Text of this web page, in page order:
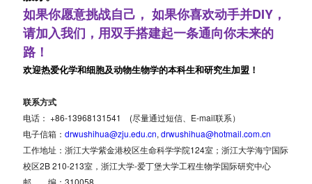
如果你愿意挑战自己， 如果你喜欢动手并DIY，
请加入我们，用双手搭建起一条通向你未来的
路！
欢迎热爱化学和细胞及动物生物学的本科生和研究生加盟！
联系方式
电话： +86-13968131541 (尽量通过短信、E-mail联系）
电子信箱： drwushihua@zju.edu.cn, drwushihua@hotmail.com.cn
工作地址：浙江大学紫金港校区生命科学学院124室；浙江大学海宁国际
校区2B 210-213室，浙江大学-爱丁堡大学工程生物学国际研究中心
邮 编：310058